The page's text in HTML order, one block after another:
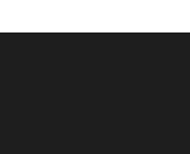
вверху.